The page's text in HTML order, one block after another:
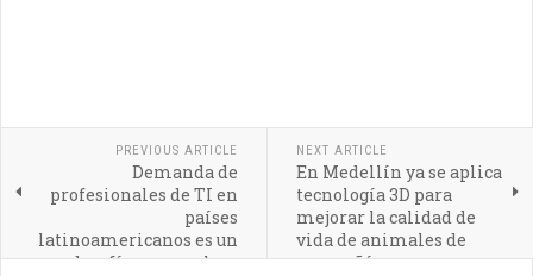
PREVIOUS ARTICLE
Demanda de
profesionales de TI en
países
latinoamericanos es un
desafío por resolver
NEXT ARTICLE
En Medellín ya se aplica
tecnología 3D para
mejorar la calidad de
vida de animales de
compañía